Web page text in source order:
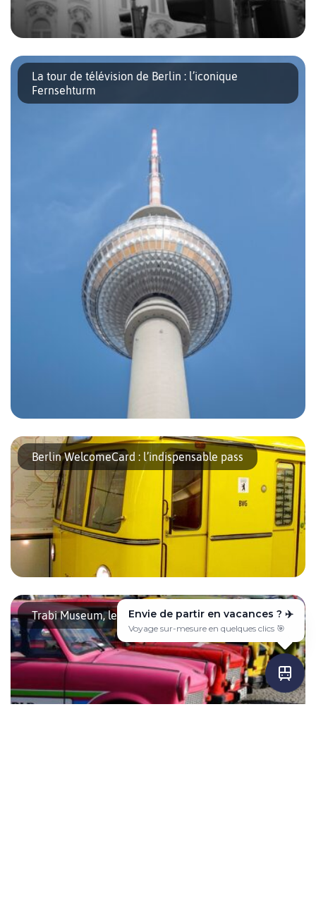
Le Kurfürstendamm ou Ku’damm est un des boulevards
iconiques de Berlin. Cette longue artère commerçante s’étend
de la Breitscheidplatz – où se trouve l’église du souvenir –
jusqu’à la lisière […]
La tour de télévision de Berlin : l’iconique
Fernsehturm
La tour de télévision de Berlin, du haut de ses 368 mètres, est le
bâtiment le plus imposant de la ville. Elle est un des quatre
emblèmes de la capitale […]
Berlin WelcomeCard : l’indispensable pass
Si vous venez pour la première fois à Berlin et que vous avez
prévu de vous déplacer avec les transports en commun, nous
vous recommandons vivement la Welcome Card. Il s’agit d’un
service mis en place par la mairie de Berlin ! Cette carte vous
permet de prendre tous les transports de Berlin en illimité […]
Trabi Museum, le musée de la Trabant à Berlin
Envie de partir en vacances ? ✈️
Voyage sur-mesure en quelques clics 🎯